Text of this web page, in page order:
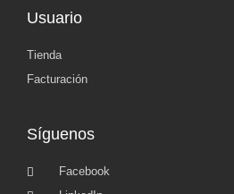
Usuario
Tienda
Facturación
Síguenos
Facebook